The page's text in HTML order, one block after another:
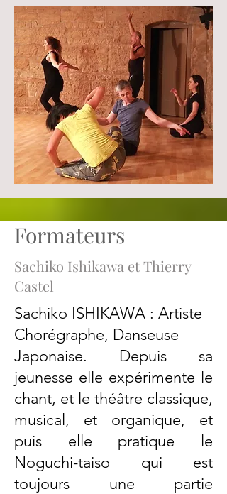
Formateurs
Sachiko Ishikawa et Thierry
Castel
Sachiko ISHIKAWA : Artiste
Chorégraphe, Danseuse
Japonaise. Depuis sa
jeunesse elle expérimente le
chant, et le théâtre classique,
musical, et organique, et
puis elle pratique le
Noguchi-taiso qui est
toujours une partie